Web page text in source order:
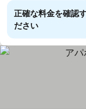
正確な料金を確認
ださい